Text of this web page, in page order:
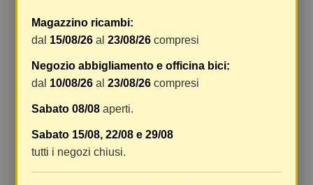
DESCRIZIONE SCHEDA TECNICA
DESCRIZIONE TECNICA:
-Cinghie di regolazione al braccio.
-Linguetta di regolazione su polsini e fianchi.
-2 tasche a fessura.
-1 tasca interna.
Magazzino ricambi:
dal 15/08/26 al23/08/26 compresi
Negozio abbigliamento e officina bici:
dal 10/08/26 al23/08/26 compresi
Sabato 08/08 aperti.
Sabato 15/08, 22/08 e 29/08
tutti i negozi chiusi.